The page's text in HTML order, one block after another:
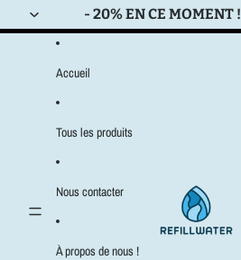
- 20% EN CE MOMENT !
Accueil
Tous les produits
Nous contacter
À propos de nous !